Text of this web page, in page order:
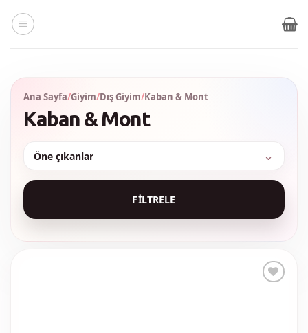
atla
Ana Sayfa/Giyim/Dış Giyim/Kaban & Mont
Kaban & Mont
Sırala
FILTRELE